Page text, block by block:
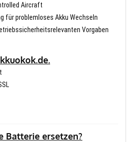
Aircraft
für problemloses Akku Wechseln
Vorgaben
Batterie ersetzen?